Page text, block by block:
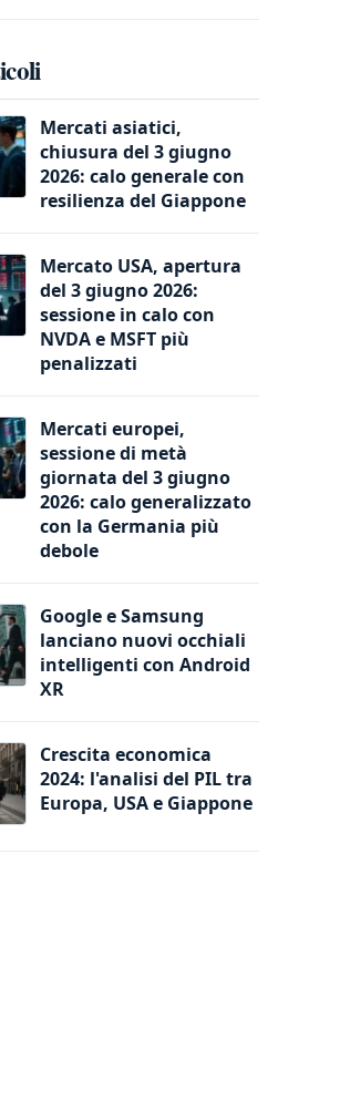
Mercati asiatici,
chiusura del 3 giugno
2026: calo generale con
resilienza del Giappone
Mercato USA, apertura
del 3 giugno 2026:
sessione in calo con
NVDA e MSFT più
penalizzati
Mercati europei,
sessione di metà
giornata del 3 giugno
2026: calo generalizzato
con la Germania più
debole
Google e Samsung
lanciano nuovi occhiali
intelligenti con Android
XR
Crescita economica
2024: l'analisi del PIL tra
Europa, USA e Giappone